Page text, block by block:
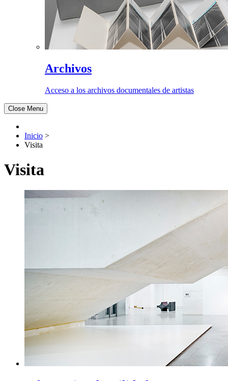
Archivos
Acceso a los archivos documentales de artistas
Close Menu
Inicio >
Visita
Visita